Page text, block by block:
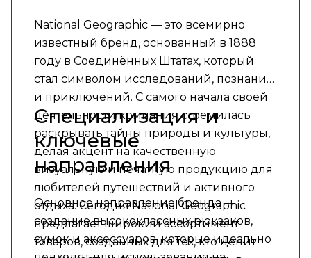
National Geographic — это всемирно
известный бренд, основанный в 1888
году в Соединённых Штатах, который
стал символом исследований, познания
и приключений. С самого начала своей
деятельности компания стремилась
раскрывать тайны природы и культуры,
делая акцент на качественную
визуальную и печатную продукцию для
любителей путешествий и активного
отдыха. Сегодня National Geographic
предлагает широкий ассортимент
товаров, созданных для тех, кто ценит
Специализация и
ключевые
направления
Основное направление бренда —
создание высококлассных рюкзаков,
сумок и аксессуаров, которые идеально